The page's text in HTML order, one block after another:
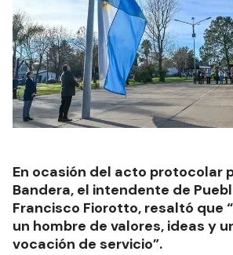
En ocasión del acto protocolar
Bandera, el intendente de
Francisco Fiorotto, resaltó que
un hombre de valores, ideas y
vocación de servicio”.